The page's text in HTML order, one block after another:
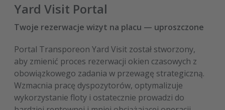
Yard Visit Portal
Twoje rezerwacje wizyt na placu — uproszczone
Portal Transporeon Yard Visit został stworzony,
aby zmienić proces rezerwacji okien czasowych z
obowiązkowego zadania w przewagę strategiczną.
Wzmacnia pracę dyspozytorów, optymalizuje
wykorzystanie floty i ostatecznie prowadzi do